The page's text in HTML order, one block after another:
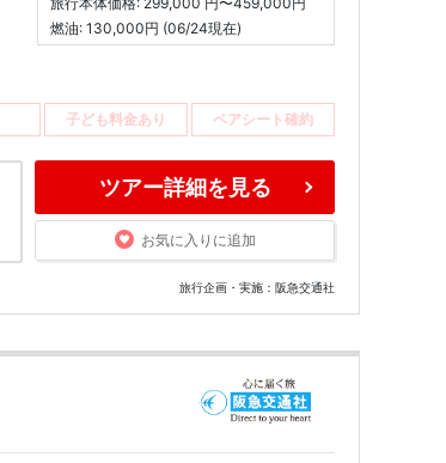
燃油: 130,000円 (06/24現在)
子ども料金あり ペアシート確約
ツアー詳細を見る
お気に入りに追加
旅行企画・実施：阪急交通社